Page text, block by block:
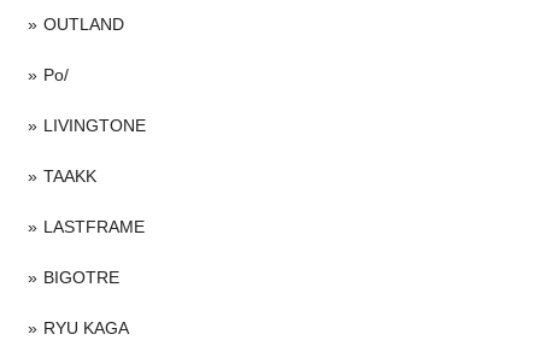
OUTLAND
Po/
LIVINGTONE
TAAKK
LASTFRAME
BIGOTRE
RYU KAGA